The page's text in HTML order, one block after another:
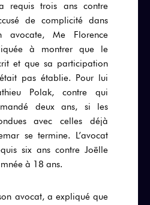
requis trois ans contre
de complicité dans
avocate, Me Florence
à montrer que le
et que sa participation
pas établie. Pour lui
Polak, contre qui
deux ans, si les
avec celles déjà
se termine. L’avocat
six ans contre Joëlle
à 18 ans.
avocat, a expliqué que